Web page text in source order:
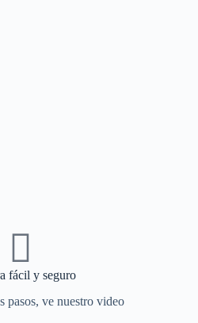
fácil y seguro
pasos, ve nuestro video